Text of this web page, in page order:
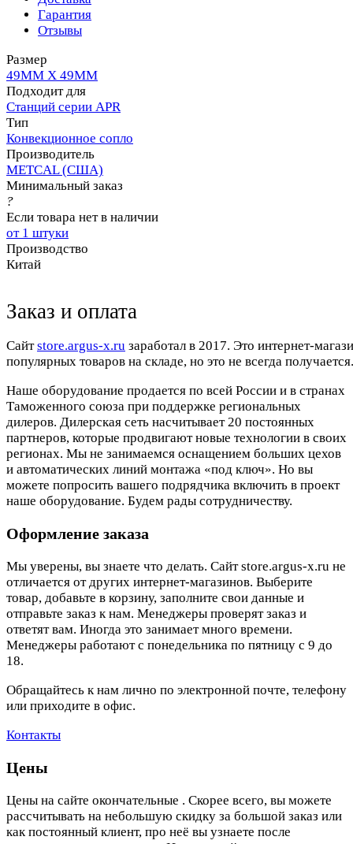
Гарантия
Отзывы
Размер
49MM X 49MM
Подходит для
Станций серии APR
Тип
Конвекционное сопло
Производитель
METCAL (США)
Минимальный заказ
?
Если товара нет в наличии
от 1 штуки
Производство
Китай
Заказ и оплата
Cайтstore.argus-x.ru заработал в 2017. Это интернет-
популярных товаров на складе, но это не всегда
Наше оборудование продается по всей России и в странах
Таможенного союза при поддержке региональных
дилеров. Дилерская сеть насчитывает 20 постоянных
партнеров, которые продвигают новые технологии в своих
регионах. Мы не занимаемся оснащением больших цехов
и автоматических линий монтажа «под ключ». Но вы
можете попросить вашего подрядчика включить в проект
наше оборудование. Будем рады сотрудничеству.
Оформление заказа
Мы уверены, вы знаете что делать. Сайт store.argus-x.ru не
отличается от других интернет-магазинов. Выберите
товар, добавьте в корзину, заполните свои данные и
отправьте заказ к нам. Менеджеры проверят заказ и
ответят вам. Иногда это занимает много времени.
Менеджеры работают с понедельника по пятницу с 9 до
18.
Обращайтесь к нам лично по электронной почте, телефону
или приходите в офис.
Контакты
Цены
Цены на сайте окончательные . Скорее всего, вы можете
рассчитывать на небольшую скидку за большой заказ или
как постоянный клиент, про неё вы узнаете после